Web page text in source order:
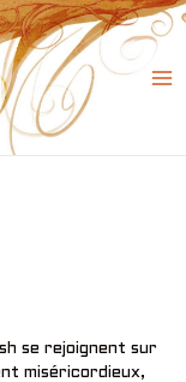
se rejoignent sur
miséricordieux,